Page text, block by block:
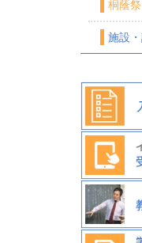
桐蔭祭
施設